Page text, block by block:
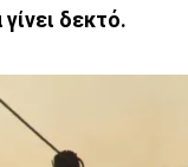
δεκτό.